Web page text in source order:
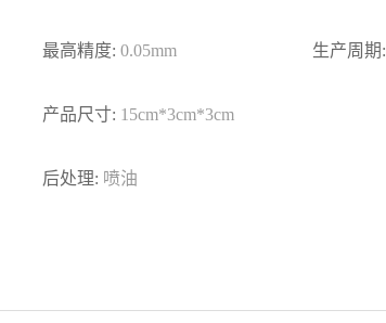
最高精度: 0.05mm 生产周期:
产品尺寸: 15cm*3cm*3cm
后处理: 喷油